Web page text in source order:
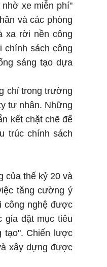
xe miễn phí"
và các phòng
xa rời nền công
chính sách công
sáng tạo dựa
chỉ trong trường
tư nhân. Những
kết chặt chẽ để
trúc chính sách
của thế kỷ 20 và
tăng cường ý
công nghệ được
gia đặt mục tiêu
tạo". Chiến lược
xây dựng được